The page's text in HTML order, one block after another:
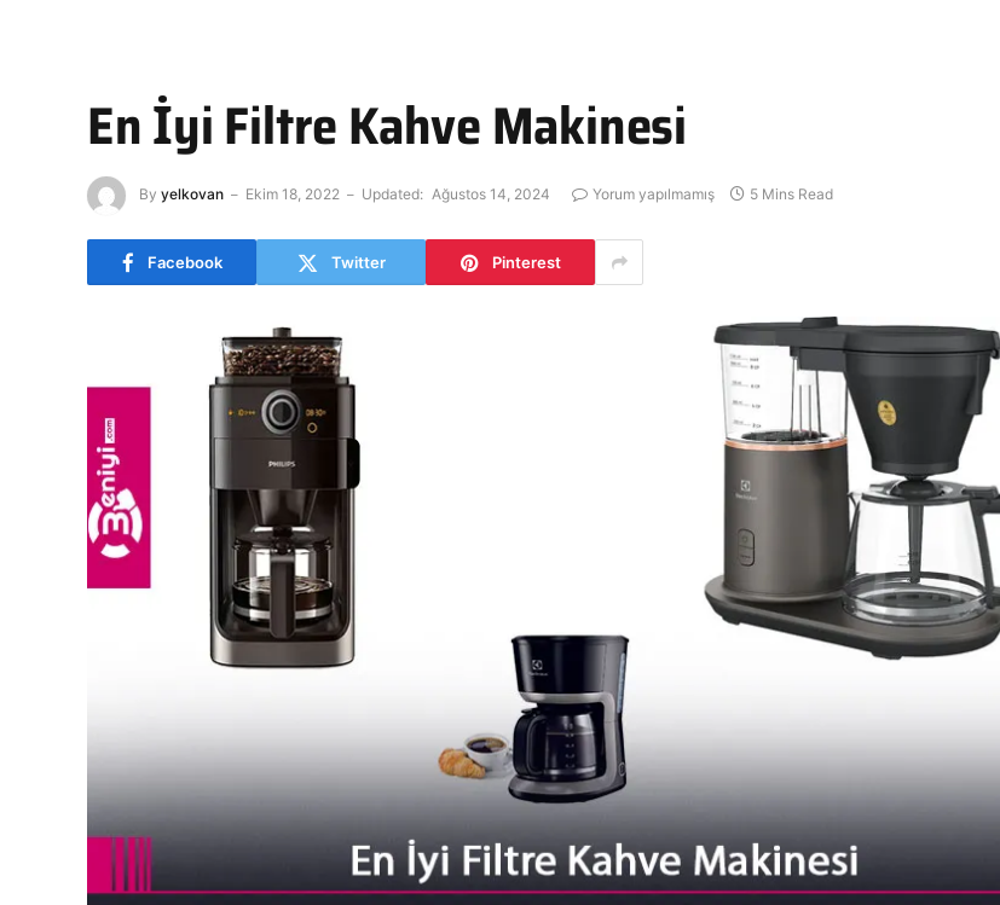
En İyi Filtre Kahve Makinesi
By yelkovan Ekim 18, 2022 Updated: Ağustos 14, 2024 Yorum yapılmamış 5 Mins Read
Facebook Twitter Pinterest